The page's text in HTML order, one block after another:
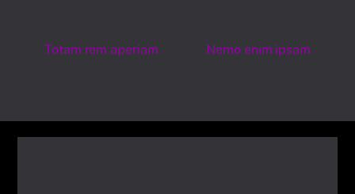
Totam rem aperiam Nemo enim ipsam